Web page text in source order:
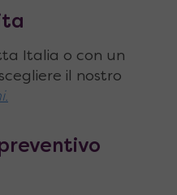
Italia o con un
il nostro